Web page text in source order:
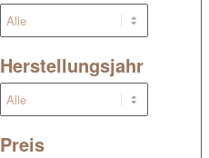
Herstellungsjahr
Preis